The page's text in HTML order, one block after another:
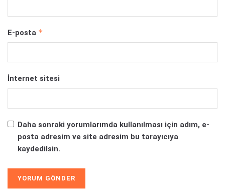
E-posta *
İnternet sitesi
Daha sonraki yorumlarımda kullanılması için adım, e-
posta adresim ve site adresim bu tarayıcıya
kaydedilsin.